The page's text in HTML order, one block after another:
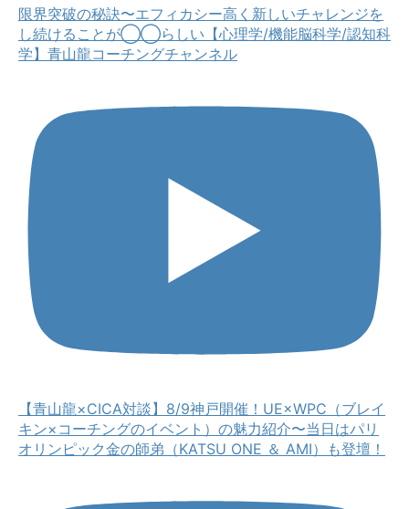
限界突破の秘訣〜エフィカシー高く新しいチャレンジを
し続けることが◯◯らしい【心理学/機能脳科学/認知科
学】青山龍コーチングチャンネル
【青山龍×CICA対談】8/9神戸開催！UE×WPC（ブレイ
キン×コーチングのイベント）の魅力紹介〜当日はパリ
オリンピック金の師弟（KATSU ONE ＆ AMI）も登壇！